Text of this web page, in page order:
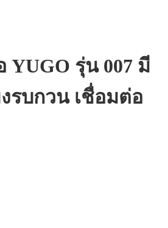
YUGO รุ่น 007 มี
รบกวน เชื่อมต่อ